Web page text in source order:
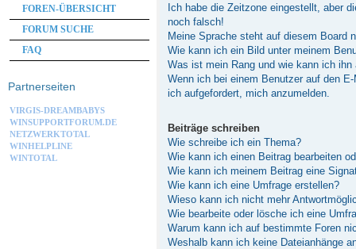
Ich habe die Zeitzone eingestellt, aber
noch falsch!
Meine Sprache steht auf diesem Board
Wie kann ich ein Bild unter meinem
Was ist mein Rang und wie kann ich ihn
Wenn ich bei einem Benutzer auf den
ich aufgefordert, mich anzumelden.
Beiträge schreiben
Wie schreibe ich ein Thema?
Wie kann ich einen Beitrag bearbeiten
Wie kann ich meinem Beitrag eine
Wie kann ich eine Umfrage erstellen?
Wieso kann ich nicht mehr
Wie bearbeite oder lösche ich eine
Warum kann ich auf bestimmte Foren
Weshalb kann ich keine Dateianhänge
FOREN-ÜBERSICHT
FORUM SUCHE
FAQ
Partnerseiten
VIRGIS-DREAMBABYS
WINSUPPORTFORUM.DE
NETZWERKTOTAL
WINHELPLINE
WINTOTAL